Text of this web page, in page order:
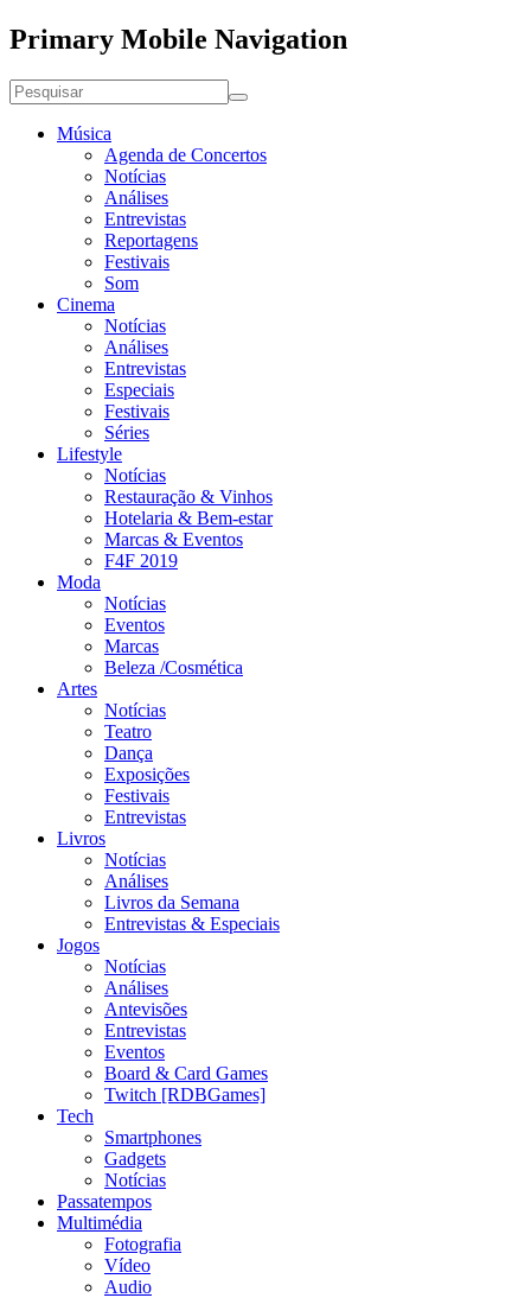
Primary Mobile Navigation
Música
Agenda de Concertos
Notícias
Análises
Entrevistas
Reportagens
Festivais
Som
Cinema
Notícias
Análises
Entrevistas
Especiais
Festivais
Séries
Lifestyle
Notícias
Restauração & Vinhos
Hotelaria & Bem-estar
Marcas & Eventos
F4F 2019
Moda
Notícias
Eventos
Marcas
Beleza /Cosmética
Artes
Notícias
Teatro
Dança
Exposições
Festivais
Entrevistas
Livros
Notícias
Análises
Livros da Semana
Entrevistas & Especiais
Jogos
Notícias
Análises
Antevisões
Entrevistas
Eventos
Board & Card Games
Twitch [RDBGames]
Tech
Smartphones
Gadgets
Notícias
Passatempos
Multimédia
Fotografia
Vídeo
Audio